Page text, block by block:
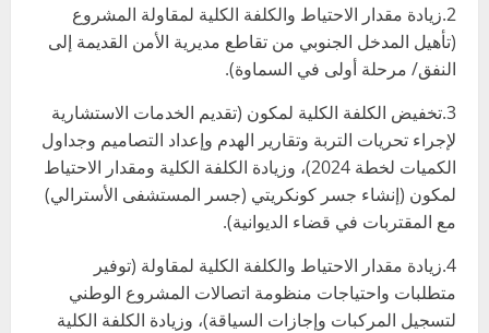
2.زيادة مقدار الاحتياط والكلفة الكلية لمقاولة المشروع
(تأهيل المدخل الجنوبي من تقاطع مديرية الأمن القديمة إلى
النفق/ مرحلة أولى في السماوة).
3.تخفيض الكلفة الكلية لمكون (تقديم الخدمات الاستشارية
لإجراء تحريات التربة وتقارير الهدم وإعداد التصاميم وجداول
الكميات لخطة 2024)، وزيادة الكلفة الكلية ومقدار الاحتياط
لمكون (إنشاء جسر كونكريتي (جسر المستشفى الأسترالي)
مع المقتربات في قضاء الديوانية).
4.زيادة مقدار الاحتياط والكلفة الكلية لمقاولة (توفير
متطلبات واحتياجات منظومة اتصالات المشروع الوطني
لتسجيل المركبات وإجازات السياقة)، وزيادة الكلفة الكلية